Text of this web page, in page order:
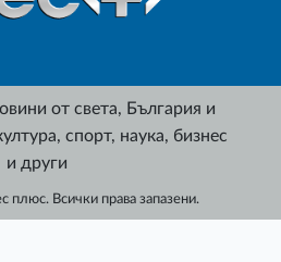
от света, България и
спорт, наука, бизнес
и други
Всички права запазени.